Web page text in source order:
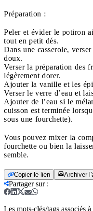
Préparation :
Peler et évider le potiron
tout en petit dés.
Dans une casserole,
doux.
Verser la préparation des
légèrement dorer.
Ajouter la vanille et les
Verser le verre d’eau et
Ajouter de l’eau si le
cuisson est terminée
sous une fourchette).
Vous pouvez mixer la
fourchette ou bien la
semble.
Copier le lien Archiver
Partager sur:
Les mots-clés/tags associés